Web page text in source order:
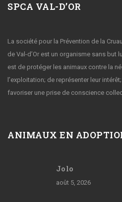
SPCA VAL-D’OR
La société pour la Prévention de la
de Val-d’Or est un organisme sans but
est de protéger les animaux contre la
l’exploitation; de représenter leur
favoriser une prise de conscience
ANIMAUX EN
Jolo
août 5, 2026